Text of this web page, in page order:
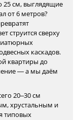
25 см, выглядящие
от 6 метров?
струится сверху
каскадов.
квартиры до
— а мы даём
20–30 см
хрустальным и
типовых